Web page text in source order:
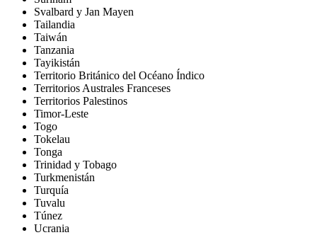
Svalbard y Jan Mayen
Tailandia
Taiwán
Tanzania
Tayikistán
Territorio Británico del Océano Índico
Territorios Australes Franceses
Territorios Palestinos
Timor-Leste
Togo
Tokelau
Tonga
Trinidad y Tobago
Turkmenistán
Turquía
Tuvalu
Túnez
Ucrania